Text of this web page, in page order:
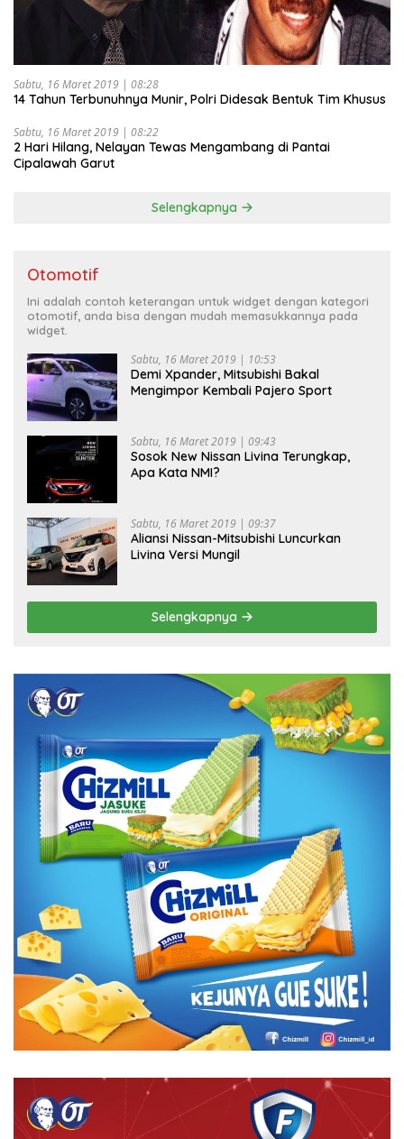
Sabtu, 16 Maret 2019 | 08:28
14 Tahun Terbunuhnya Munir, Polri Didesak Bentuk Tim Khusus
Sabtu, 16 Maret 2019 | 08:22
2 Hari Hilang, Nelayan Tewas Mengambang di Pantai
Cipalawah Garut
Selengkapnya
Otomotif
Ini adalah contoh keterangan untuk widget dengan kategori
otomotif, anda bisa dengan mudah memasukkannya pada
widget.
Sabtu, 16 Maret 2019 | 10:53
Demi Xpander, Mitsubishi Bakal
Mengimpor Kembali Pajero Sport
Sabtu, 16 Maret 2019 | 09:43
Sosok New Nissan Livina Terungkap,
Apa Kata NMI?
Sabtu, 16 Maret 2019 | 09:37
Aliansi Nissan-Mitsubishi Luncurkan
Livina Versi Mungil
Selengkapnya